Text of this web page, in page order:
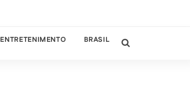
ENTRETENIMENTO BRASIL